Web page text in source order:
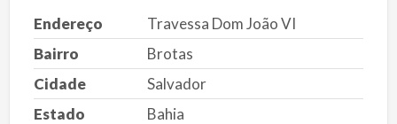
Endereço
Travessa Dom João VI
Bairro
Brotas
Cidade
Salvador
Estado
Bahia